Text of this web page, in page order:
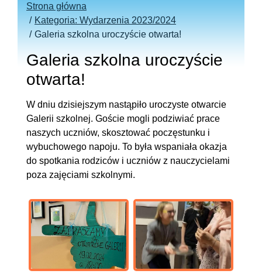
Strona główna
Kategoria: Wydarzenia 2023/2024
Galeria szkolna uroczyście otwarta!
Galeria szkolna uroczyście
otwarta!
W dniu dzisiejszym nastąpiło uroczyste otwarcie
Galerii szkolnej. Goście mogli podziwiać prace
naszych uczniów, skosztować poczęstunku i
wybuchowego napoju. To była wspaniała okazja
do spotkania rodziców i uczniów z nauczycielami
poza zajęciami szkolnymi.